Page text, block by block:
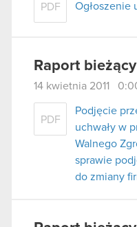
PDF Ogłoszenie
Raport
14 kwietnia 2011
PDF
Podjęcie
uchwały w
Walnego
sprawie
do zmiany